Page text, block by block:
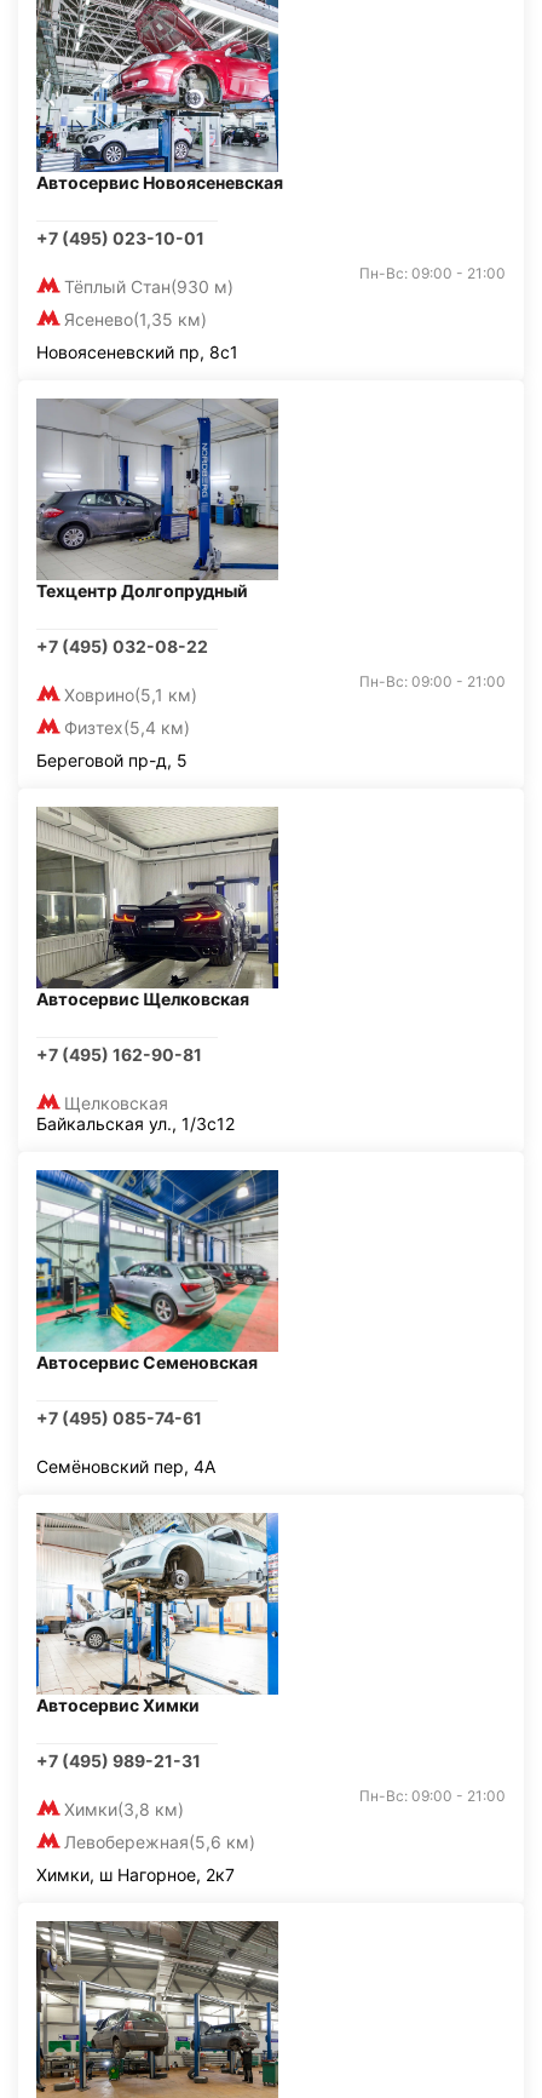
Автосервис Новоясеневская
+7 (495) 023-10-01
Тёплый Стан(930 м)
Ясенево(1,35 км)
Пн-Вс: 09:00 - 21:00
Новоясеневский пр, 8с1
Техцентр Долгопрудный
+7 (495) 032-08-22
Ховрино(5,1 км)
Физтех(5,4 км)
Пн-Вс: 09:00 - 21:00
Береговой пр-д, 5
Автосервис Щелковская
+7 (495) 162-90-81
Щелковская
Байкальская ул., 1/3с12
Автосервис Семеновская
+7 (495) 085-74-61
Семёновский пер, 4А
Автосервис Химки
+7 (495) 989-21-31
Химки(3,8 км)
Левобережная(5,6 км)
Пн-Вс: 09:00 - 21:00
Химки, ш Нагорное, 2к7